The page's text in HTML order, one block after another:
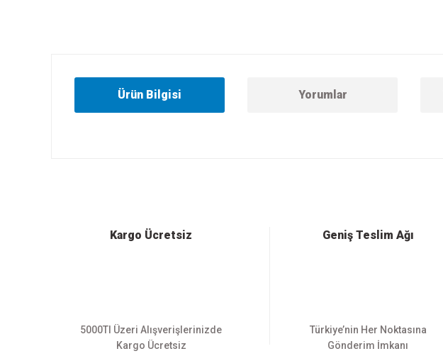
Ürün Bilgisi Yorumlar
Ürün bilgilerinde hatalar bulunuyor.
Kargo Ücretsiz
5000Tl Üzeri Alışverişlerinizde
Kargo Ücretsiz
Geniş Teslim Ağı
Türkiye’nin Her Noktasına
Gönderim İmkanı